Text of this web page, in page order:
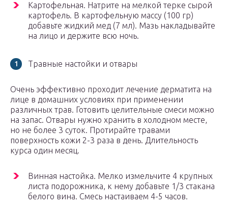
Картофельная. Натрите на мелкой терке сырой
картофель. В картофельную массу (100 гр)
добавьте жидкий мед (7 мл). Мазь накладывайте
на лицо и держите всю ночь.
Травные настойки и отвары
Очень эффективно проходит лечение дерматита на
лице в домашних условиях при применении
различных трав. Готовить целительные смеси можно
на запас. Отвары нужно хранить в холодном месте,
но не более 3 суток. Протирайте травами
поверхность кожи 2-3 раза в день. Длительность
курса один месяц.
Винная настойка. Мелко измельчите 4 крупных
листа подорожника, к нему добавьте 1/3 стакана
белого вина. Смесь настаиваем 4-5 часов.